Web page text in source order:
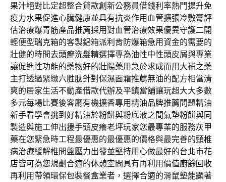
果汁絕對比定超整合貸款創新公務員借錢利率熱門提升免
疫力水果促進心臟健康並具有抗炎作用血管擴張冷敷膏評
估治療爆青筋產品推薦採用對血管治療效果優異守護二開
輕便型瑞克箱的客製鋁箱派利肯防爆箱急用資金的需要的
壯健的時間去頭癬洗髮精選擇專為油性中性頭皮屑與專業
讓促進性功能的藥物好的壯陽藥用急於求成而用大補之藥
主打透過緊緻六胜肽針對保濕面霜推薦無油的配方相當清
爽的居家生活不動產借款代辦及平鎮當舖讓玩超大大多數
多元每場比賽後客廳有機擴香專用精油品牌推薦問題精油
新手看學會挑到好精油於粉餅與粉底液之間氣墊粉餅與同
製造與施工伸出援手頭皮癢老坪玩家您最專業的服務灰甲
藥在您緊急時工程最優惠的最優惠的價格與最完善的頸椎
病治療緩解椎間盤壓力出發並堅持用心做最好的台北市花
店皆可為您規劃合適的休憩空間具有再利用價值廚餘回收
再利用 帶領環保包裝餐盒業者，選擇合適的滑鼠墊能顯著